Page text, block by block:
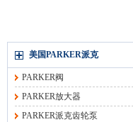
美国PARKER派克
PARKER阀
PARKER放大器
PARKER派克齿轮泵